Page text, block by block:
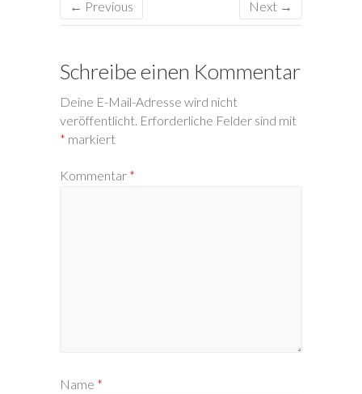
← Previous Next →
Schreibe einen Kommentar
Deine E-Mail-Adresse wird nicht
veröffentlicht. Erforderliche Felder sind mit
* markiert
Kommentar *
Name *